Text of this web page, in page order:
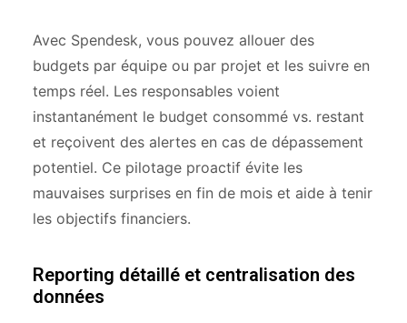
Avec Spendesk, vous pouvez allouer des
budgets par équipe ou par projet et les suivre en
temps réel. Les responsables voient
instantanément le budget consommé vs. restant
et reçoivent des alertes en cas de dépassement
potentiel. Ce pilotage proactif évite les
mauvaises surprises en fin de mois et aide à tenir
les objectifs financiers.
Reporting détaillé et centralisation des
données